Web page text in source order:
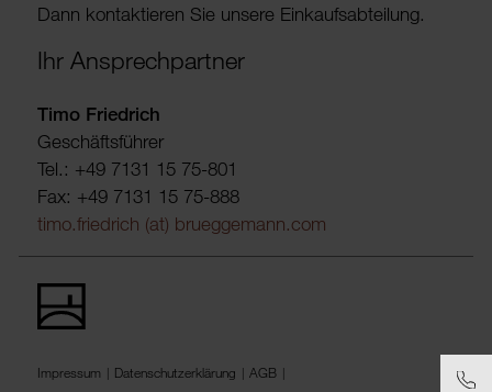
Dann kontak­tieren Sie unsere Einkaufs­ab­tei­lung.
Ihr Ansprechpartner
Timo Friedrich
Geschäftsführer
Tel.: +49 7131 15 75-801
Fax: +49 7131 15 75-888
timo.friedrich (at) brueggemann.com
Impressum Datenschutzerklärung AGB